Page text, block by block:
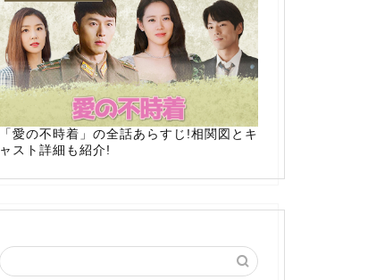
「愛の不時着」の全話あらすじ!相関図とキ
ャスト詳細も紹介!